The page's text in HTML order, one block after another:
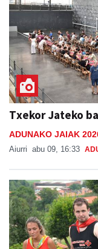
Txekor Jateko
ADUNAKO JAIAK
Aiurri abu 09, 16:33